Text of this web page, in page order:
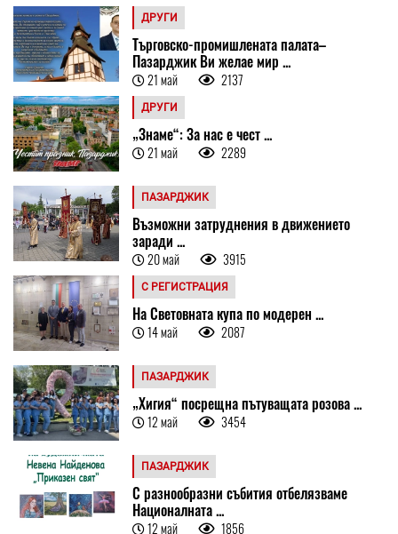
ДРУГИ
Търговско-промишлената палата–
Пазарджик Ви желае мир ...
21 май 2137
ДРУГИ
„Знаме“: За нас е чест ...
21 май 2289
ПАЗАРДЖИК
Възможни затруднения в движението
заради ...
20 май 3915
С РЕГИСТРАЦИЯ
На Световната купа по модерен ...
14 май 2087
ПАЗАРДЖИК
„Хигия“ посрещна пътуващата розова ...
12 май 3454
ПАЗАРДЖИК
С разнообразни събития отбелязваме
Националната ...
12 май 1856